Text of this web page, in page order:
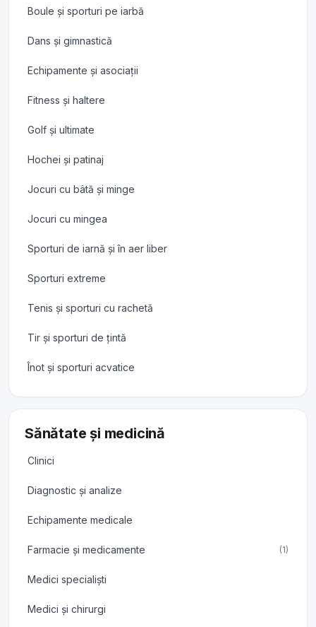
Boule și sporturi pe iarbă
Dans și gimnastică
Echipamente și asociații
Fitness și haltere
Golf și ultimate
Hochei și patinaj
Jocuri cu bâtă și minge
Jocuri cu mingea
Sporturi de iarnă și în aer liber
Sporturi extreme
Tenis și sporturi cu rachetă
Tir și sporturi de țintă
Înot și sporturi acvatice
Sănătate și medicină
Clinici
Diagnostic și analize
Echipamente medicale
Farmacie și medicamente (1)
Medici specialiști
Medici și chirurgi